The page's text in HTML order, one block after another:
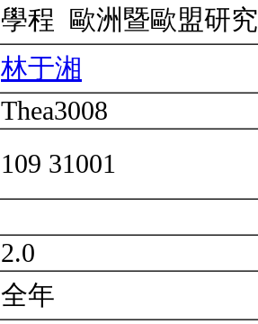
學程 歐洲暨歐盟研
林于湘
Thea3008
109 31001
2.0
全年